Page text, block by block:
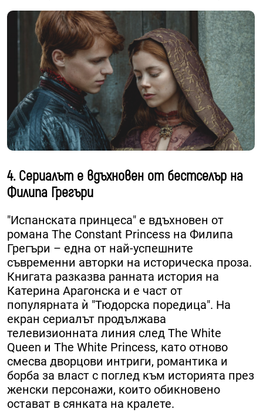
4. Сериалът е вдъхновен от бестселър на
Филипа Грегъри
"Испанската принцеса" е вдъхновен от
романа The Constant Princess на Филипа
Грегъри – една от най-успешните
съвременни авторки на историческа проза.
Книгата разказва ранната история на
Катерина Арагонска и е част от
популярната ѝ "Тюдорска поредица". На
екран сериалът продължава
телевизионната линия след The White
Queen и The White Princess, като отново
смесва дворцови интриги, романтика и
борба за власт с поглед към историята през
женски персонажи, които обикновено
остават в сянката на кралете.